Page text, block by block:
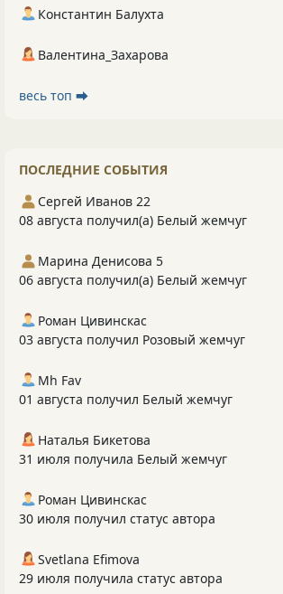
Константин Балухта
Валентина_Захарова
весь топ ⮕
ПОСЛЕДНИЕ СОБЫТИЯ
Сергей Иванов 22
08 августа получил(а) Белый жемчуг
Марина Денисова 5
06 августа получил(а) Белый жемчуг
Роман Цивинскас
03 августа получил Розовый жемчуг
Mh Fav
01 августа получил Белый жемчуг
Наталья Бикетова
31 июля получила Белый жемчуг
Роман Цивинскас
30 июля получил статус автора
Svetlana Efimova
29 июля получила статус автора